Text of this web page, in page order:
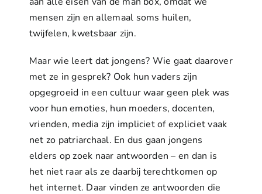
mensen zijn en allemaal soms huilen,
twijfelen, kwetsbaar zijn.
Maar wie leert dat jongens? Wie gaat daarover
met ze in gesprek? Ook hun vaders zijn
opgegroeid in een cultuur waar geen plek was
voor hun emoties, hun moeders, docenten,
vrienden, media zijn impliciet of expliciet vaak
net zo patriarchaal. En dus gaan jongens
elders op zoek naar antwoorden – en dan is
het niet raar als ze daarbij terechtkomen op
het internet. Daar vinden ze antwoorden die